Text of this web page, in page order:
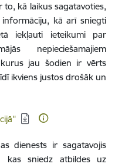
kā laikus sagatavoties,
kā arī sniegti
iekļauti ieteikumi par
nepieciešamajiem
jau šodien ir vērts
ikviens justos drošāk un
dienests ir sagatavojis
kas sniedz atbildes uz